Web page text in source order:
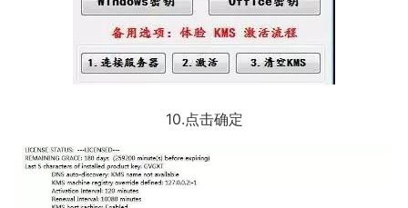
10.点击确定